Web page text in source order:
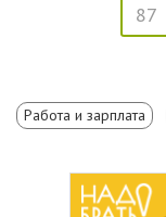
87
Работа и зарплата